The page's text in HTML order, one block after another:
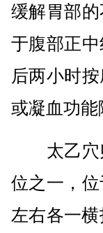
缓解胃部
于腹部正
后两小时
或凝血功
太乙穴归
位之一，
左右各一